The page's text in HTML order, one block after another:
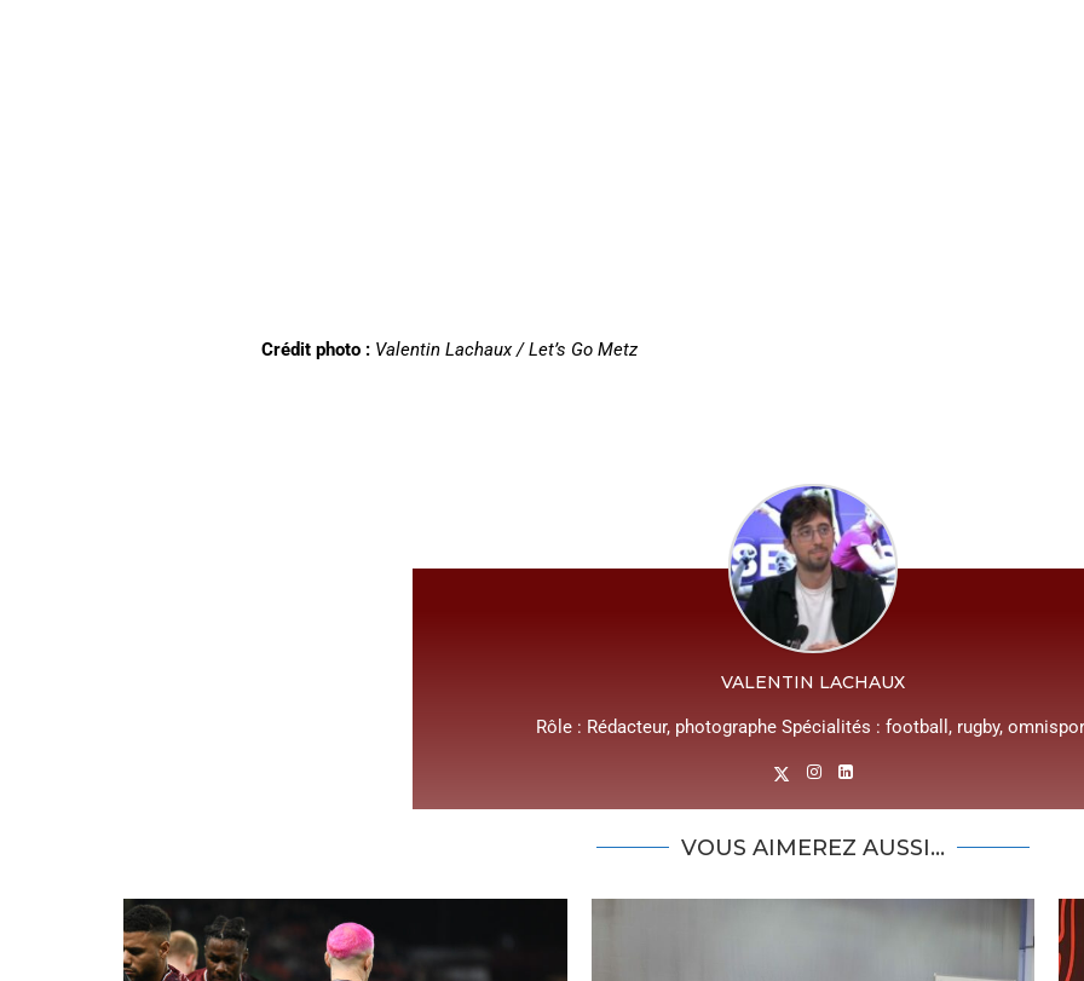
Crédit photo : Valentin Lachaux / Let’s Go Metz
VALENTIN LACHAUX
Rôle : Rédacteur, photographe Spécialités : football, rugby,
VOUS AIMEREZ AUSSI...